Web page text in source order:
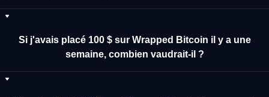
Si j'avais placé 100 $ sur Wrapped Bitcoin il y a une
semaine, combien vaudrait-il ?